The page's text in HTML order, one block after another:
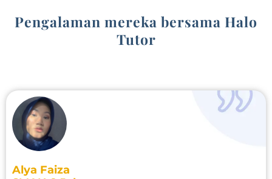
Pengalaman mereka bersama Halo
Tutor
Alya Faiza